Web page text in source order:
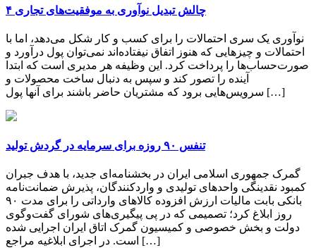
۴ چالش تبدیل نوآوری به موفقیت‌های تجاری
نوآوری یک سری احتمالات را برای کسب و کار شکل می‌دهد، اما با
احتمالات و چیزهایی که هنوز اتفاق نیفتاده‌اند نمی‌توان پول درآورد و
صورت‌حساب‌ها را پرداخت کرد. این وظیفه هر مدیری است که ابتدا
آینده را تصور کند و سپس به دنبال ساخت محصولات و
سرویس‌هایی برود که مشتریان حاضر باشند برای آنها پول […]
تنفس ۹۰ روزه برای سرمایه در گردش تولید
گمرک جمهوری اسلامی ایران در بخشنامه‌ای جدید، با هدف جبران
کمبود نقدینگی واحدهای تولیدی و واردکنندگان، پذیرش ضمانت‌نامه
بانکی بابت مالیات ارزش افزوده کالاهای وارداتی را برای مدت ۹۰
روز ابلاغ کرد؛ تصمیمی که در پی پیگیری‌های شورای گفت‌وگوی
دولت و بخش خصوصی و کمیسیون گمرک اتاق ایران اجرایی شده
است. در اجرای ابلاغیه مراجع […]